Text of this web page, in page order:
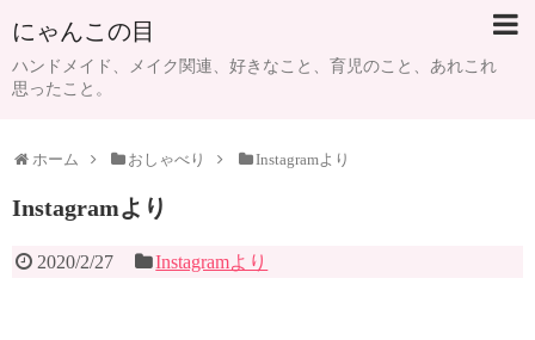
にゃんこの目
ハンドメイド、メイク関連、好きなこと、育児のこと、あれこれ
思ったこと。
ホーム おしゃべり Instagramより
Instagramより
2020/2/27 Instagramより